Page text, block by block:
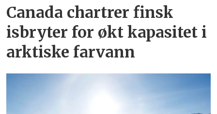
Canada chartrer finsk
isbryter for økt kapasitet i
arktiske farvann